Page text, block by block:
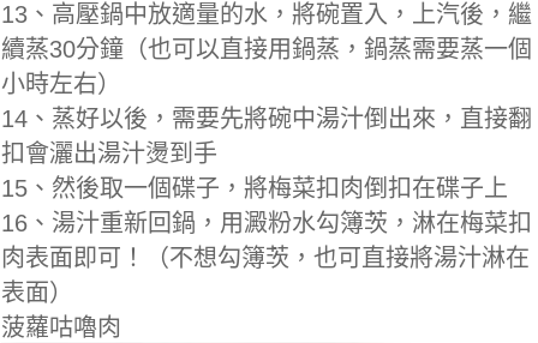
13、高壓鍋中放適量的水，將碗置入，上汽後，繼
續蒸30分鐘（也可以直接用鍋蒸，鍋蒸需要蒸一個
小時左右）
14、蒸好以後，需要先將碗中湯汁倒出來，直接翻
扣會灑出湯汁燙到手
15、然後取一個碟子，將梅菜扣肉倒扣在碟子上
16、湯汁重新回鍋，用澱粉水勾簿茨，淋在梅菜扣
肉表面即可！（不想勾簿茨，也可直接將湯汁淋在
表面）
菠蘿咕嚕肉